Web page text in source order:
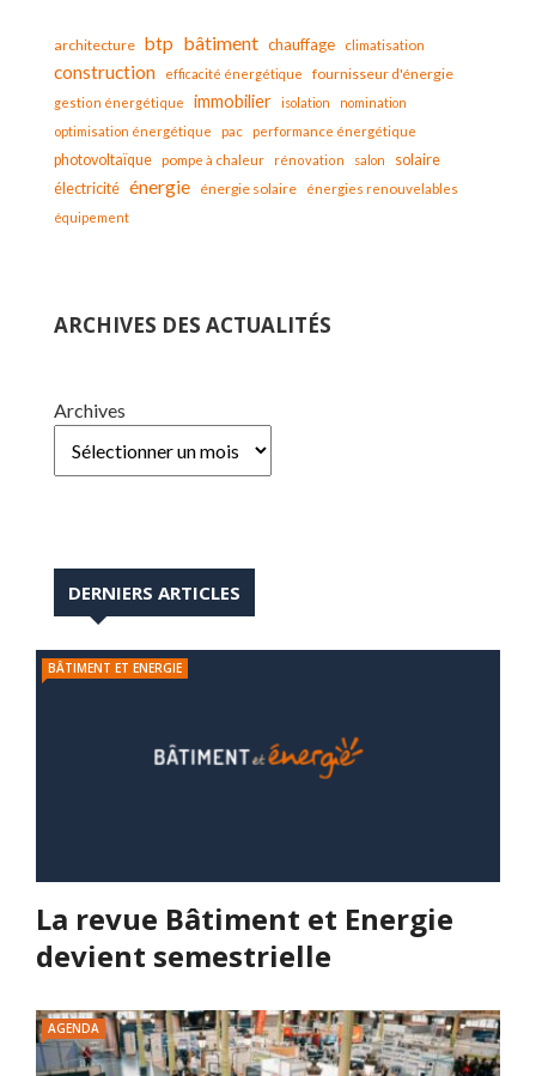
architecture btp bâtiment chauffage climatisation
construction efficacité énergétique fournisseur d'énergie
gestion énergétique immobilier isolation
nomination
optimisation énergétique
pac performance énergétique
photovoltaïque pompe à chaleur rénovation salon solaire
électricité énergie énergie solaire
énergies renouvelables
équipement
ARCHIVES DES ACTUALITÉS
Archives
DERNIERS ARTICLES
BÂTIMENT ET ENERGIE
La revue Bâtiment et Energie
devient semestrielle
AGENDA